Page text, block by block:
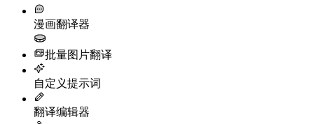
漫画翻译器
批量图片翻译
自定义提示词
翻译编辑器